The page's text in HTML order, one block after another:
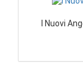
I Nuovi